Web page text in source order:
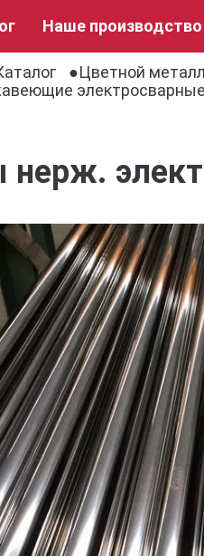
Наше производство
Цветной
электросварные
нерж.